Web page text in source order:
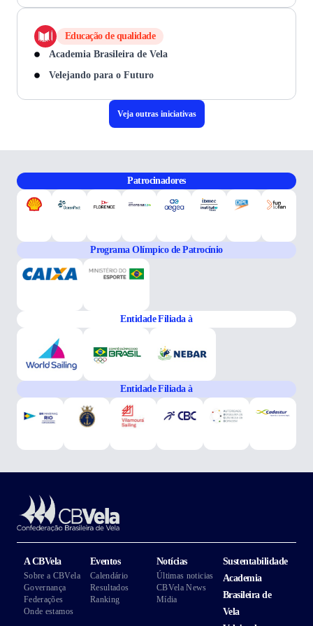
Educação de qualidade
Academia Brasileira de Vela
Velejando para o Futuro
Veja outras iniciativas
Patrocinadores
Programa Olímpico de Patrocínio
Entidade Filiada à
Entidade Filiada à
A CBVela
Sobre a CBVela
Governança
Federações
Onde estamos
Eventos
Calendário
Resultados
Ranking
Notícias
Últimas noticias
CBVela News
Mídia
Sustentabilidade
Academia
Brasileira de
Vela